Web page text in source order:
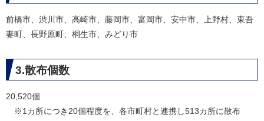
前橋市、渋川市、高崎市、藤岡市、富岡市、安中市、上野村、東吾
妻町、長野原町、桐生市、みどり市
3.散布個数
20,520個
※1カ所につき20個程度を、各市町村と連携し513カ所に散布